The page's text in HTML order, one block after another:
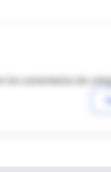
los comentarios de